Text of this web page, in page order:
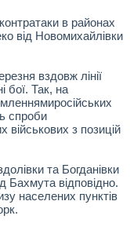
в районах
від Новомихайлівки
вздовж лінії
бої. Так, на
спроби
військових з позицій
та Богданівки
Бахмута відповідно.
населених пунктів